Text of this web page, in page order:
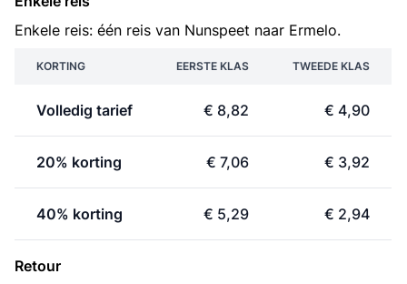
Enkele reis: één reis van Nunspeet naar Ermelo.
KORTING EERSTE KLAS TWEEDE KLAS
Volledig tarief € 8,82 € 4,90
20% korting € 7,06 € 3,92
40% korting € 5,29 € 2,94
Retour